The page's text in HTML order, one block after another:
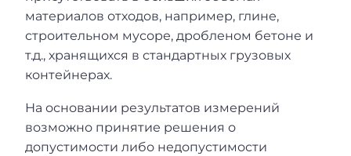
материалов отходов, например, глине,
строительном мусоре, дробленом бетоне и
т.д., хранящихся в стандартных грузовых
контейнерах.
На основании результатов измерений
возможно принятие решения о
допустимости либо недопустимости